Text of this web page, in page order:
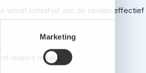
Marketing
wordt lichtafval aan de randen
video’s maakt.